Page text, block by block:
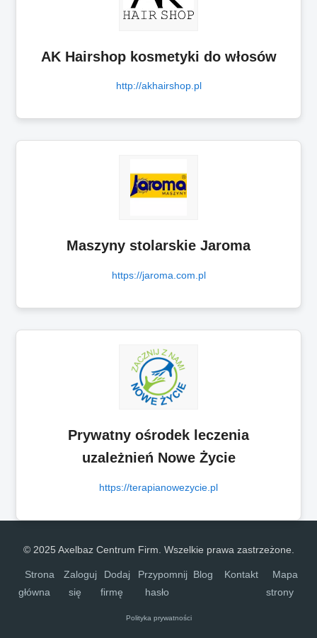
AK Hairshop kosmetyki do włosów
http://akhairshop.pl
Maszyny stolarskie Jaroma
https://jaroma.com.pl
Prywatny ośrodek leczenia
uzależnień Nowe Życie
https://terapianowezycie.pl
© 2025 Axelbaz Centrum Firm. Wszelkie prawa zastrzeżone.
Strona
główna
Zaloguj
się
Dodaj
firmę
Przypomnij
hasło
Blog Kontakt
Mapa
strony
Polityka prywatności